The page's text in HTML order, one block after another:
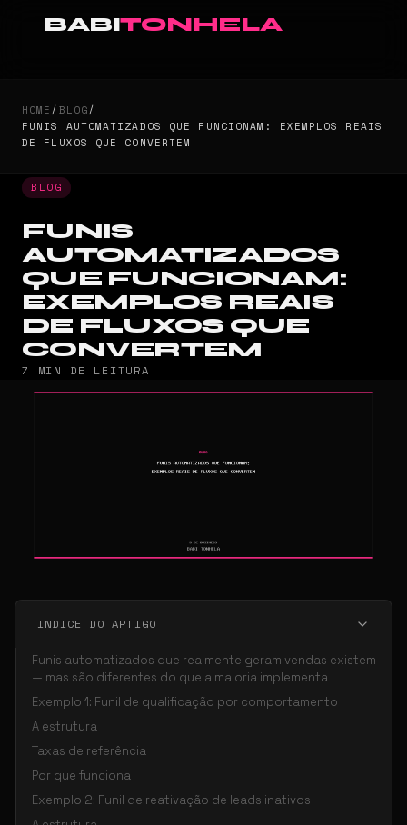
BABITONHELA
HOME/BLOG/
FUNIS AUTOMATIZADOS QUE FUNCIONAM: EXEMPLOS REAIS
DE FLUXOS QUE CONVERTEM
BLOG
FUNIS
AUTOMATIZADOS
QUE FUNCIONAM:
EXEMPLOS REAIS
DE FLUXOS QUE
CONVERTEM
7 MIN DE LEITURA
INDICE DO ARTIGO
Funis automatizados que realmente geram vendas existem
— mas são diferentes do que a maioria implementa
Exemplo 1: Funil de qualificação por comportamento
A estrutura
Taxas de referência
Por que funciona
Exemplo 2: Funil de reativação de leads inativos